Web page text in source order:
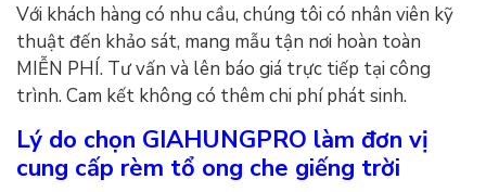
Với khách hàng có nhu cầu, chúng tôi có nhân viên kỹ
thuật đến khảo sát, mang mẫu tận nơi hoàn toàn
MIỄN PHÍ. Tư vấn và lên báo giá trực tiếp tại công
trình. Cam kết không có thêm chi phí phát sinh.
Lý do chọn GIAHUNGPRO làm đơn vị
cung cấp rèm tổ ong che giếng trời